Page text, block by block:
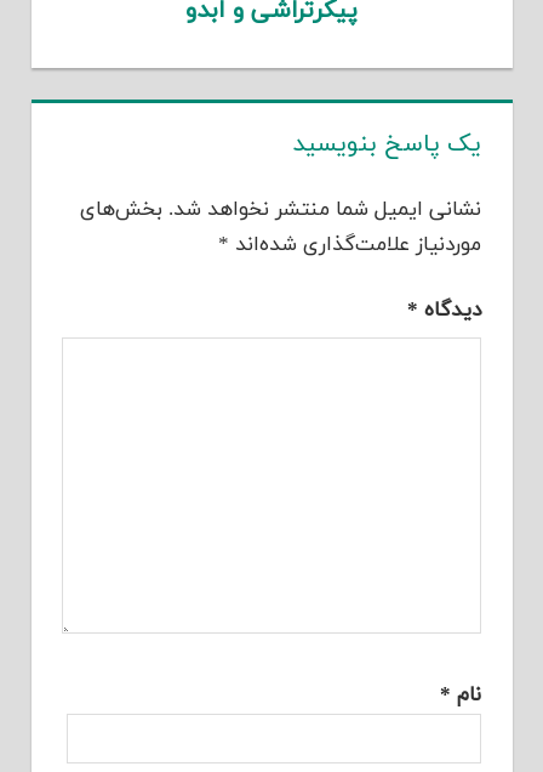
پیکرتراشی و ابدو
یک پاسخ بنویسید
نشانی ایمیل شما منتشر نخواهد شد. بخش‌های
موردنیاز علامت‌گذاری شده‌اند *
دیدگاه *
نام *